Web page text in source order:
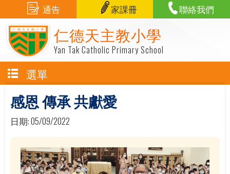
仁德天主教小學
Yan Tak Catholic Primary School
通告 家課冊 聯絡我們
選單
感恩 傳承 共獻愛
日期:05/09/2022